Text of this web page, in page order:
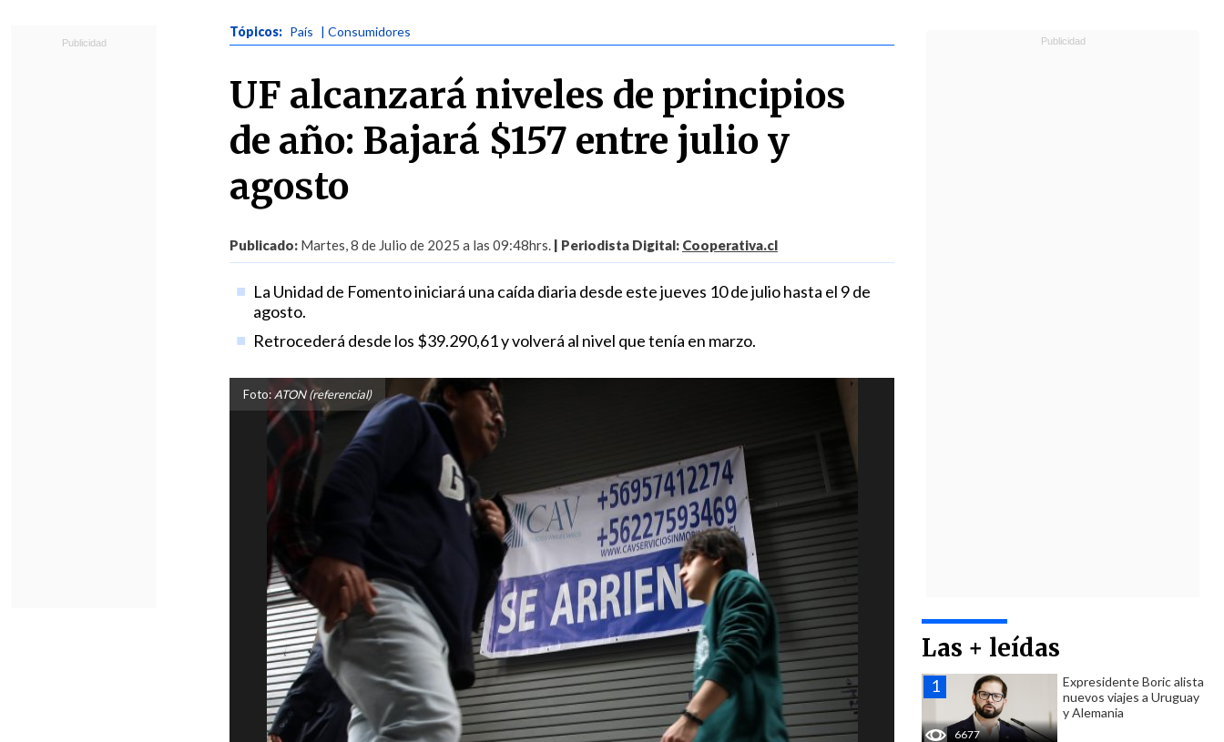
Tópicos: País | Consumidores
UF alcanzará niveles de principios
de año: Bajará $157 entre julio y
agosto
Publicado: Martes, 8 de Julio de 2025 a las 09:48hrs. | Periodista Digital: Cooperativa.cl
La Unidad de Fomento iniciará una caída diaria desde este jueves 10 de julio hasta el 9 de
agosto.
Retrocederá desde los $39.290,61 y volverá al nivel que tenía en marzo.
Foto: ATON (referencial)
Las + leídas
6677
Expresidente Boric alista
nuevos viajes a Uruguay
y Alemania